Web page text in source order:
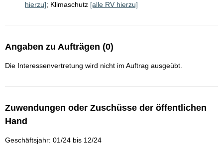
hierzu]; Klimaschutz [alle RV hierzu]
Angaben zu Aufträgen (0)
Die Interessenvertretung wird nicht im Auftrag ausgeübt.
Zuwendungen oder Zuschüsse der öffentlichen
Hand
Geschäftsjahr: 01/24 bis 12/24